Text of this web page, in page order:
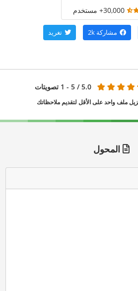
30,000+ مستخدم
مشاركة 2k تغريد
5.0 / 5 - 1 تصويتات
ملف واحد على الأقل لتقديم ملاحظاتك
المحول